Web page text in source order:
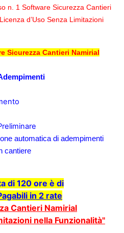
n. 1 Software Sicurezza Cantieri
d’Uso Senza Limitazioni
Sicurezza Cantieri Namirial
automatica di adempimenti
cantiere
di 120 ore è di
in 2 rate
Cantieri Namirial
nella Funzionalità"